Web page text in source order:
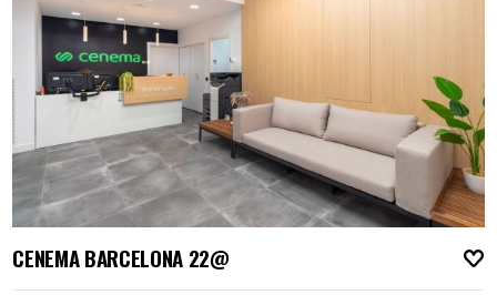
CENEMA BARCELONA 22@